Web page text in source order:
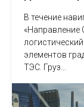
В течение
«Направление
элементов
ТЭС. Груз...